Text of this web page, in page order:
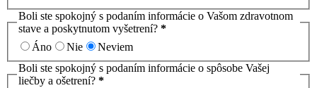
Boli ste spokojný s podaním informácie o Vašom zdravotnom
stave a poskytnutom vyšetrení? *
Áno
Nie
Neviem
Boli ste spokojný s podaním informácie o spôsobe Vašej
liečby a ošetrení? *